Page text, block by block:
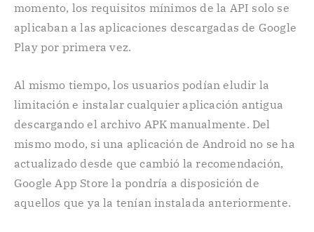
momento, los requisitos mínimos de la API solo se
aplicaban a las aplicaciones descargadas de Google
Play por primera vez.
Al mismo tiempo, los usuarios podían eludir la
limitación e instalar cualquier aplicación antigua
descargando el archivo APK manualmente. Del
mismo modo, si una aplicación de Android no se ha
actualizado desde que cambió la recomendación,
Google App Store la pondría a disposición de
aquellos que ya la tenían instalada anteriormente.